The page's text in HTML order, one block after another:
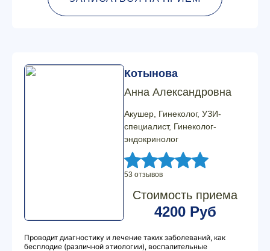
Котынова
Анна Александровна
Акушер, Гинеколог, УЗИ-
специалист, Гинеколог-
эндокринолог
53 отзывов
Стоимость приема
4200 Руб
Проводит диагностику и лечение таких заболеваний, как
бесплодие (различной этиологии), воспалительные